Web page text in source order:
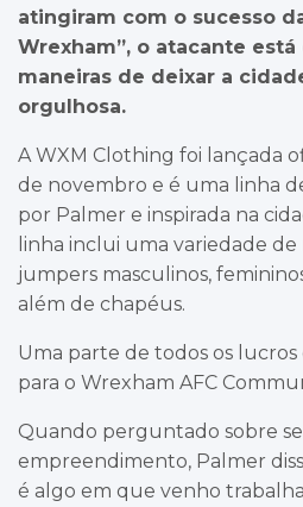
atingiram com o sucesso
Wrexham”, o atacante
maneiras de deixar a
orgulhosa.
A WXM Clothing foi lançada
de novembro e é uma linha
por Palmer e inspirada na
linha inclui uma variedade de
jumpers masculinos,
além de chapéus.
Uma parte de todos os lucros
para o Wrexham AFC
Quando perguntado sobre
empreendimento, Palmer
é algo em que venho